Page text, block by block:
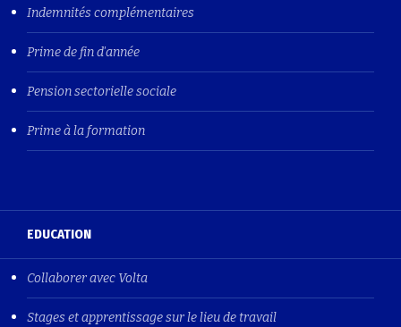
Indemnités complémentaires
Prime de fin d'année
Pension sectorielle sociale
Prime à la formation
EDUCATION
Collaborer avec Volta
Stages et apprentissage sur le lieu de travail